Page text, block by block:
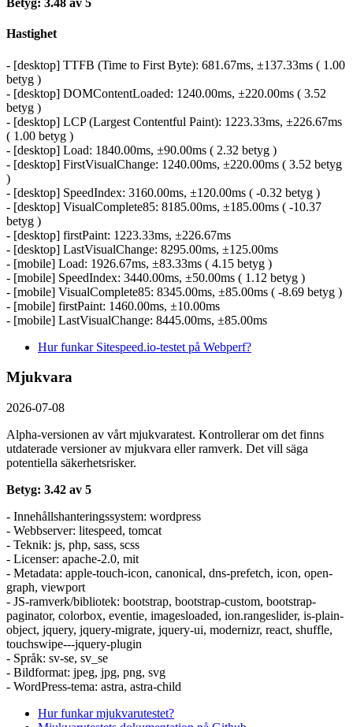
Betyg: 3.48 av 5
Hastighet
- [desktop] TTFB (Time to First Byte): 681.67ms, ±137.33ms ( 1.00
betyg )
- [desktop] DOMContentLoaded: 1240.00ms, ±220.00ms ( 3.52
betyg )
- [desktop] LCP (Largest Contentful Paint): 1223.33ms, ±226.67ms
( 1.00 betyg )
- [desktop] Load: 1840.00ms, ±90.00ms ( 2.32 betyg )
- [desktop] FirstVisualChange: 1240.00ms, ±220.00ms ( 3.52 betyg
)
- [desktop] SpeedIndex: 3160.00ms, ±120.00ms ( -0.32 betyg )
- [desktop] VisualComplete85: 8185.00ms, ±185.00ms ( -10.37
betyg )
- [desktop] firstPaint: 1223.33ms, ±226.67ms
- [desktop] LastVisualChange: 8295.00ms, ±125.00ms
- [mobile] Load: 1926.67ms, ±83.33ms ( 4.15 betyg )
- [mobile] SpeedIndex: 3440.00ms, ±50.00ms ( 1.12 betyg )
- [mobile] VisualComplete85: 8345.00ms, ±85.00ms ( -8.69 betyg )
- [mobile] firstPaint: 1460.00ms, ±10.00ms
- [mobile] LastVisualChange: 8445.00ms, ±85.00ms
Hur funkar Sitespeed.io-testet på Webperf?
Mjukvara
2026-07-08
Alpha-versionen av vårt mjukvaratest. Kontrollerar om det finns
utdaterade versioner av mjukvara eller ramverk. Det vill säga
potentiella säkerhetsrisker.
Betyg: 3.42 av 5
- Innehållshanteringssystem: wordpress
- Webbserver: litespeed, tomcat
- Teknik: js, php, sass, scss
- Licenser: apache-2.0, mit
- Metadata: apple-touch-icon, canonical, dns-prefetch, icon, open-
graph, viewport
- JS-ramverk/bibliotek: bootstrap, bootstrap-custom, bootstrap-
paginator, colorbox, eventie, imagesloaded, ion.rangeslider, is-plain-
object, jquery, jquery-migrate, jquery-ui, modernizr, react, shuffle,
touchswipe---jquery-plugin
- Språk: sv-se, sv_se
- Bildformat: jpeg, jpg, png, svg
- WordPress-tema: astra, astra-child
Hur funkar mjukvarutestet?